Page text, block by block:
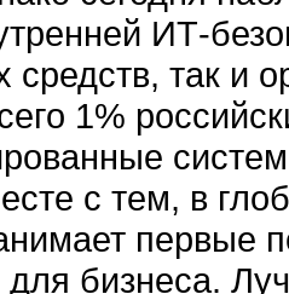
ИТ-
средств, так
1%
с тем, в
первые
для бизнеса.